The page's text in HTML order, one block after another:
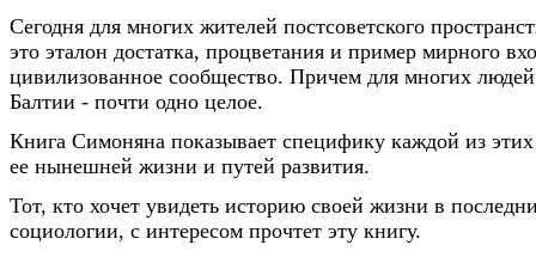
Сегодня для многих жителей постсоветского
это эталон достатка, процветания и пример мирного
цивилизованное сообщество. Причем для многих
Балтии - почти одно целое.
Книга Симоняна показывает специфику каждой из этих
ее нынешней жизни и путей развития.
Тот, кто хочет увидеть историю своей жизни в
социологии, с интересом прочтет эту книгу.